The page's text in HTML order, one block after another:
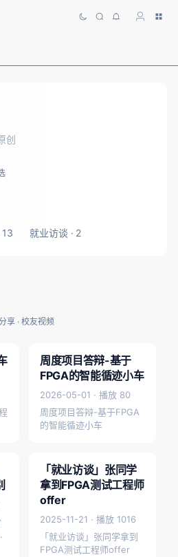
创
13 就业访谈 · 2
享 · 校友视频
周度项目答辩-基于
FPGA的智能循迹小车
2026-05-01 · 播放 80
周度项目答辩-基于FPGA
的智能循迹小车
就业访谈
「就业访谈」张同学
拿到FPGA测试工程师
offer
2025-11-21 · 播放 1016
「就业访谈」张同学拿到
FPGA测试工程师offer